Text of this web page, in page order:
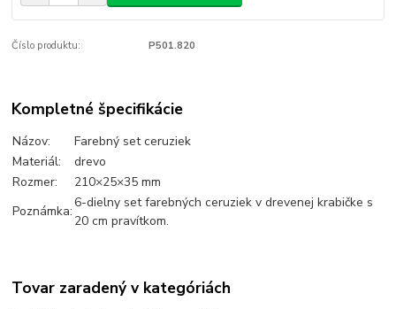
Číslo produktu: P501.820
Kompletné špecifikácie
Názov:
Farebný set ceruziek
Materiál:
drevo
Rozmer:
210×25×35 mm
Poznámka:
6-dielny set farebných ceruziek v drevenej krabičke s
20 cm pravítkom.
Tovar zaradený v kategóriách